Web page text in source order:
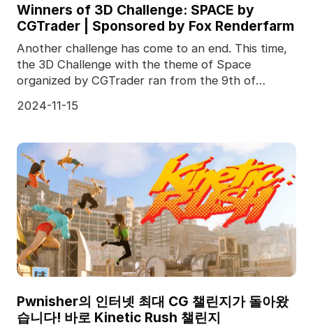
Winners of 3D Challenge: SPACE by
CGTrader | Sponsored by Fox Renderfarm
Another challenge has come to an end. This time,
the 3D Challenge with the theme of Space
organized by CGTrader ran from the 9th of
2024-11-15
Pwnisher의 인터넷 최대 CG 챌린지가 돌아왔
습니다! 바로 Kinetic Rush 챌린지